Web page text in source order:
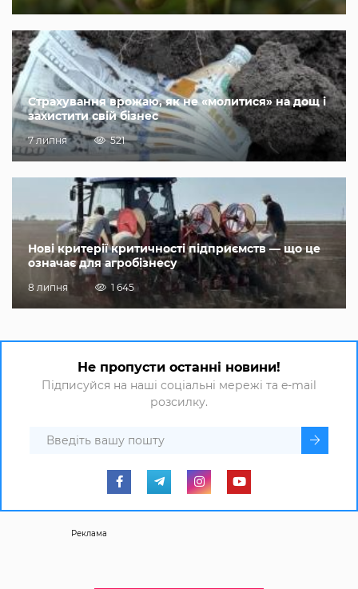
Страхування врожаю, як не «молитися» на дощ і
захистити свій бізнес
7 липня 521
Нові критерії критичності підприємств — що це
означає для агробізнесу
8 липня 1 645
Не пропусти останні новини!
Підписуйся на наші соціальні мережі та e-mail
розсилку.
Реклама